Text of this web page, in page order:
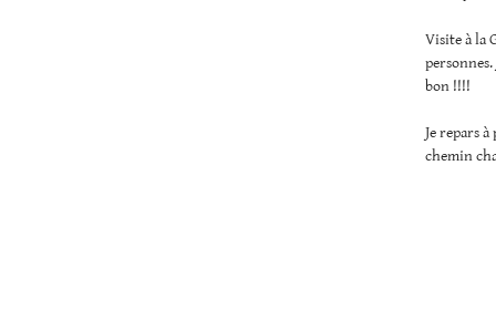
Visite à la
personnes.
bon !!!!
Je repars
chemin